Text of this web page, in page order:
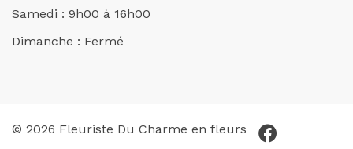
Samedi : 9h00 à 16h00
Dimanche : Fermé
© 2026 Fleuriste Du Charme en fleurs